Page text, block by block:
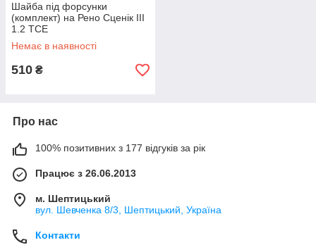
Шайба під форсунки
(комплект) на Рено Сценік III
1.2 TCE
RENAULT(Оригінал)1661894
80R
Немає в наявності
510 ₴
Про нас
100% позитивних з 177 відгуків за рік
Працює з 26.06.2013
м. Шептицький
вул. Шевченка 8/3, Шептицький, Україна
Контакти